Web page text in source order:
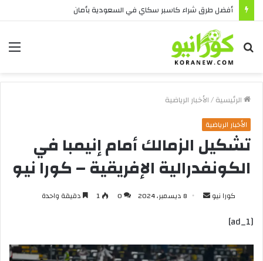
أفضل طرق شراء كاسبر سكاي في السعودية بأمان
بحث
عن
الرئيسية/الأخبار الرياضية
الأخبار الرياضية
تشكيل الزمالك أمام إنيمبا في
الكونفدرالية الإفريقية – كورا نيو
كورا نيو
أرسل 8 ديسمبر، 2024 0
1 دقيقة واحدة
[ad_1]